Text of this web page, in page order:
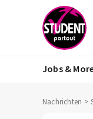
Jobs &
Nachrichten